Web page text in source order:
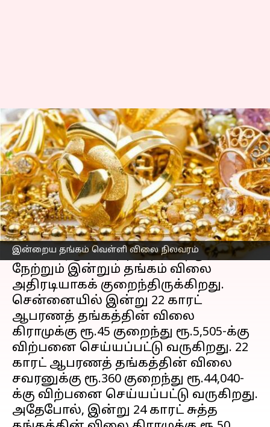
இன்றைய தங்கம் வெள்ளி விலை நிலவரம்
இன்றைய தங்கம் வெள்ளி
விலை நிலவரம்: ஜூன் 15
எழுதியவர் Prasanna Venkatesh Jun 15, 2023 11:00 am
செய்தி முன்னோட்டம்
கடந்த சில நாட்களாகதங்கம் வெள்ளி
விலைஏற்ற இறக்கமாக சென்று
கொண்டிருப்பதைத் தொடர்ந்து,
நேற்றும் இன்றும் தங்கம் விலை
அதிரடியாகக் குறைந்திருக்கிறது.
சென்னையில் இன்று 22 காரட்
ஆபரணத் தங்கத்தின் விலை
கிராமுக்கு ரூ.45 குறைந்து ரூ.5,505-க்கு
விற்பனை செய்யப்பட்டு வருகிறது. 22
காரட் ஆபரணத் தங்கத்தின் விலை
சவரனுக்கு ரூ.360 குறைந்து ரூ.44,040-
க்கு விற்பனை செய்யப்பட்டு வருகிறது.
அதேபோல், இன்று 24 காரட் சுத்த